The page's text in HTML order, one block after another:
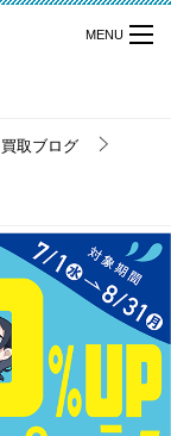
買取ブログ